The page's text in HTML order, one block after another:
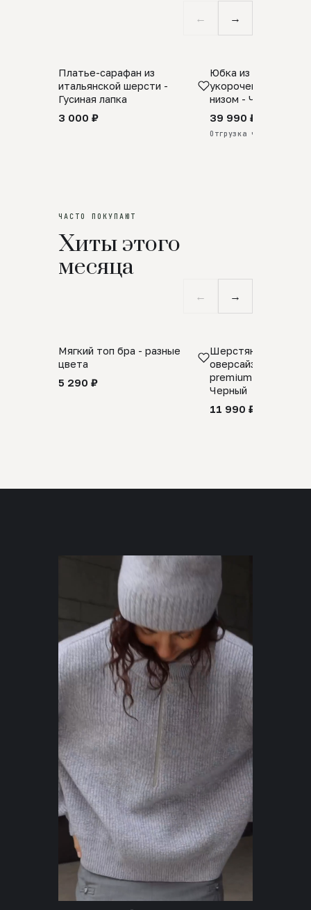
← →
SALE
Платье-сарафан из
итальянской шерсти -
Гусиная лапка
3 000 ₽
ПРЕДЗАКАЗ
Юбка из
укороченная с
низом - Черный
39 990 ₽
Отгрузка через 25 дней
ЧАСТО ПОКУПАЮТ
Хиты этого
месяца
← →
Мягкий топ бра - разные
цвета
5 290 ₽
Шерстяной свитер
оверсайз 100%
premium merino
Черный
11 990 ₽